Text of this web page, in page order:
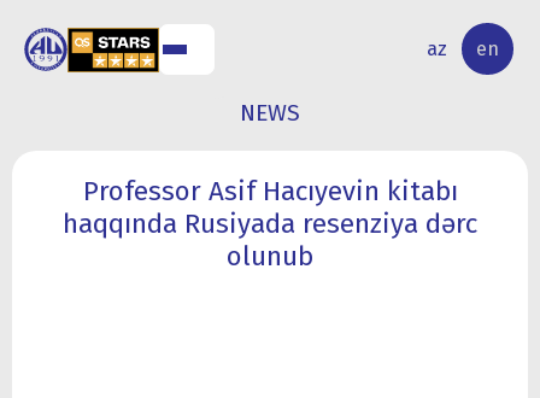
az en
RESEARCH
ACTIVITY
NEWS
Professor Asif Hacıyevin kitabı
haqqında Rusiyada resenziya dərc
olunub